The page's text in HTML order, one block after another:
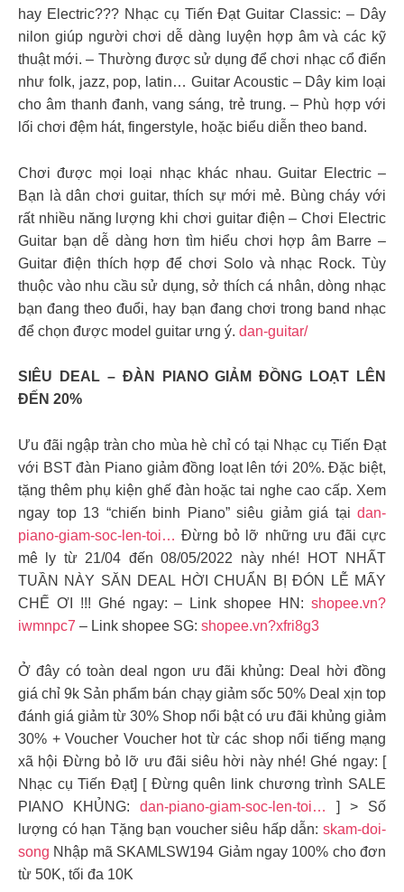
hay Electric??? Nhạc cụ Tiến Đạt Guitar Classic: – Dây
nilon giúp người chơi dễ dàng luyện hợp âm và các kỹ
thuật mới. – Thường được sử dụng để chơi nhạc cổ điển
như folk, jazz, pop, latin… Guitar Acoustic – Dây kim loại
cho âm thanh đanh, vang sáng, trẻ trung. – Phù hợp với
lối chơi đệm hát, fingerstyle, hoặc biểu diễn theo band.
Chơi được mọi loại nhạc khác nhau. Guitar Electric –
Bạn là dân chơi guitar, thích sự mới mẻ. Bùng cháy với
rất nhiều năng lượng khi chơi guitar điện – Chơi Electric
Guitar bạn dễ dàng hơn tìm hiểu chơi hợp âm Barre –
Guitar điện thích hợp để chơi Solo và nhạc Rock. Tùy
thuộc vào nhu cầu sử dụng, sở thích cá nhân, dòng nhạc
bạn đang theo đuổi, hay bạn đang chơi trong band nhạc
để chọn được model guitar ưng ý. dan-guitar/
SIÊU DEAL – ĐÀN PIANO GIẢM ĐỒNG LOẠT LÊN
ĐẾN 20%
Ưu đãi ngập tràn cho mùa hè chỉ có tại Nhạc cụ Tiến Đạt
với BST đàn Piano giảm đồng loạt lên tới 20%. Đặc biệt,
tặng thêm phụ kiện ghế đàn hoặc tai nghe cao cấp. Xem
ngay top 13 “chiến binh Piano” siêu giảm giá tại dan-
piano-giam-soc-len-toi… Đừng bỏ lỡ những ưu đãi cực
mê ly từ 21/04 đến 08/05/2022 này nhé! HOT NHẤT
TUẦN NÀY ️SĂN DEAL HỜI CHUẨN BỊ ĐÓN LỄ MẤY
CHẾ ƠI !!! Ghé ngay: – Link shopee HN: shopee.vn?
iwmnpc7 – Link shopee SG: shopee.vn?xfri8g3
Ở đây có toàn deal ngon ưu đãi khủng: Deal hời đồng
giá chỉ 9k Sản phẩm bán chạy giảm sốc 50% Deal xịn top
đánh giá giảm từ 30% Shop nổi bật có ưu đãi khủng giảm
30% + Voucher Voucher hot từ các shop nổi tiếng mạng
xã hội Đừng bỏ lỡ ưu đãi siêu hời này nhé! Ghé ngay: [
Nhạc cụ Tiến Đạt] [ Đừng quên link chương trình SALE
PIANO KHỦNG: dan-piano-giam-soc-len-toi…
] > Số
lượng có hạn Tặng bạn voucher siêu hấp dẫn: skam-doi-
song Nhập mã SKAMLSW194 Giảm ngay 100% cho đơn
từ 50K, tối đa 10K